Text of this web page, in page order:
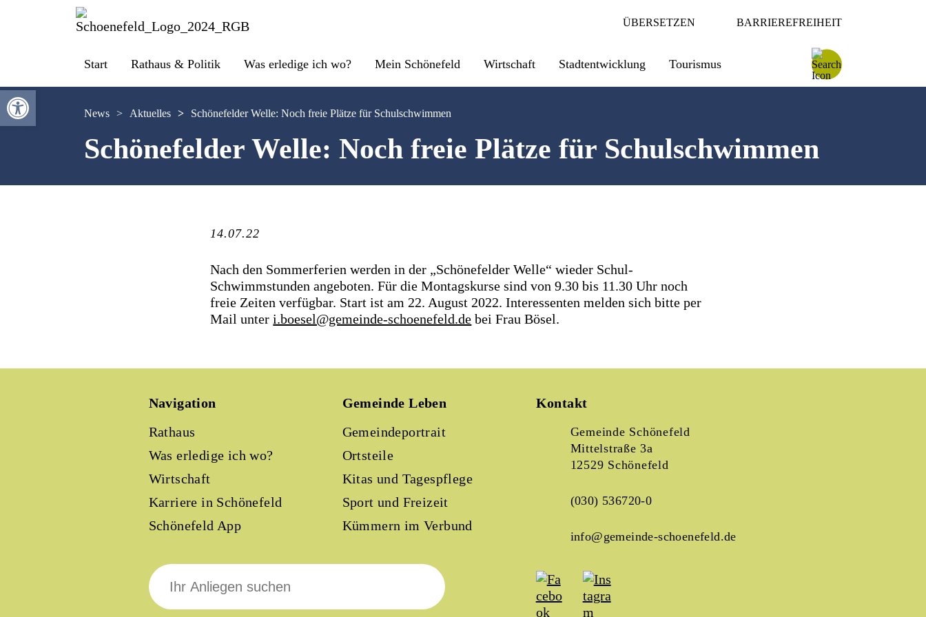
Werkzeugleiste öffnen
ÜBERSETZEN BARRIEREFREIHEIT
Start Rathaus & Politik Was erledige ich wo? Mein Schönefeld Wirtschaft Stadtentwicklung Tourismus
News > Aktuelles > Schönefelder Welle: Noch freie Plätze für Schulschwimmen
Schönefelder Welle: Noch freie Plätze für Schulschwimmen
14.07.22
Nach den Sommerferien werden in der „Schönefelder Welle“ wieder Schul-
Schwimmstunden angeboten. Für die Montagskurse sind von 9.30 bis 11.30 Uhr noch
freie Zeiten verfügbar. Start ist am 22. August 2022. Interessenten melden sich bitte per
Mail unteri.boesel@gemeinde-schoenefeld.de bei Frau Bösel.
Navigation
Rathaus
Was erledige ich wo?
Wirtschaft
Karriere in Schönefeld
Schönefeld App
Gemeinde Leben
Gemeindeportrait
Ortsteile
Kitas und Tagespflege
Sport und Freizeit
Kümmern im Verbund
Kontakt
Gemeinde Schönefeld
Mittelstraße 3a
12529 Schönefeld
(030) 536720-0
info@gemeinde-schoenefeld.de
Suche
nach: